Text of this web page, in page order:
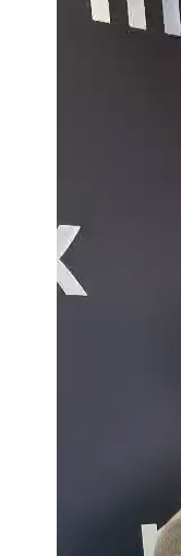
oynatıcı